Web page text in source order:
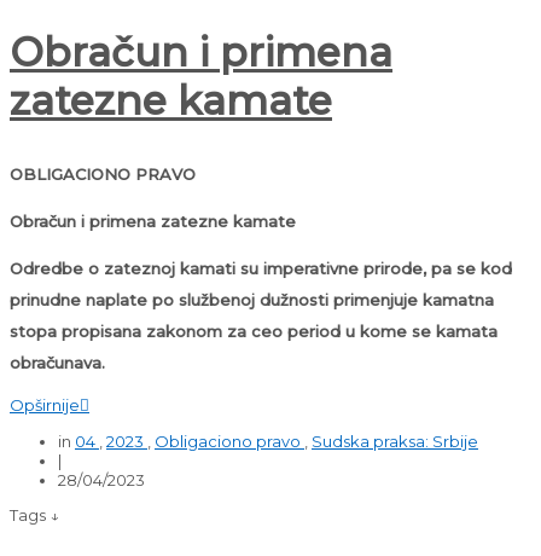
Obračun i primena
zatezne kamate
OBLIGACIONO PRAVO
Obračun i primena zatezne kamate
Odredbe o zateznoj kamati su imperativne prirode, pa se kod
prinudne naplate po službenoj dužnosti primenjuje kamatna
stopa propisana zakonom za ceo period u kome se kamata
obračunava.
Opširnije
in 04 2023 Obligaciono pravo
Sudska praksa: Srbije
|
28/04/2023
Tags ↓